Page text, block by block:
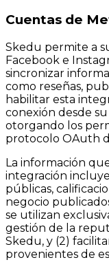
Cuentas de
Skedu permite a
Facebook e
sincronizar
como reseñas,
habilitar esta
conexión desde
otorgando los
protocolo OAuth
La información
integración
públicas,
negocio
se utilizan
gestión de la
Skedu, y (2)
provenientes de